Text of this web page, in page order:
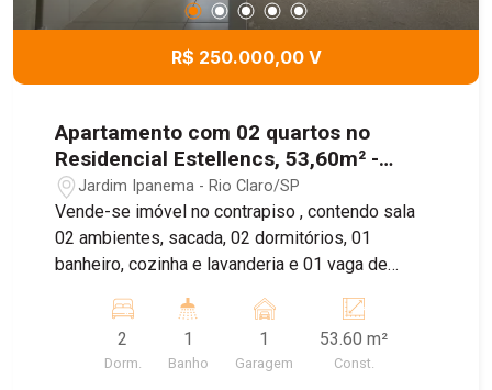
R$ 250.000,00 V
Apartamento com 02 quartos no
Residencial Estellencs, 53,60m² -
Jardim Ipanema
Jardim Ipanema - Rio Claro/SP
Vende-se imóvel no contrapiso , contendo sala
02 ambientes, sacada, 02 dormitórios, 01
banheiro, cozinha e lavanderia e 01 vaga de
2
Dorm.
1
Banho
1
Garagem
53.60 m²
Const.